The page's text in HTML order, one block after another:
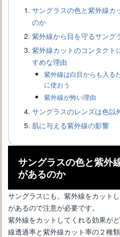
サングラスの色んな形の名称につ
サングラスの選び方、ドライブ向き
サングラスの色と紫外線カ
のか
紫外線から目を守るサング
紫外線カットのコンタクト
すめな理由
紫外線は白目からも入る
に使おう
紫外線が怖い理由
サングラスのレンズは色以
肌に与える紫外線の影響
サングラスの色と紫外
があるのか
サングラスにも、紫外線をカット
があるので注意が必要です。
紫外線をカットしてくれる効果が
線透過率と紫外線カット率の２種類